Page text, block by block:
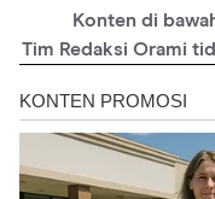
https://
https://
Konten di
Tim Redaksi Orami